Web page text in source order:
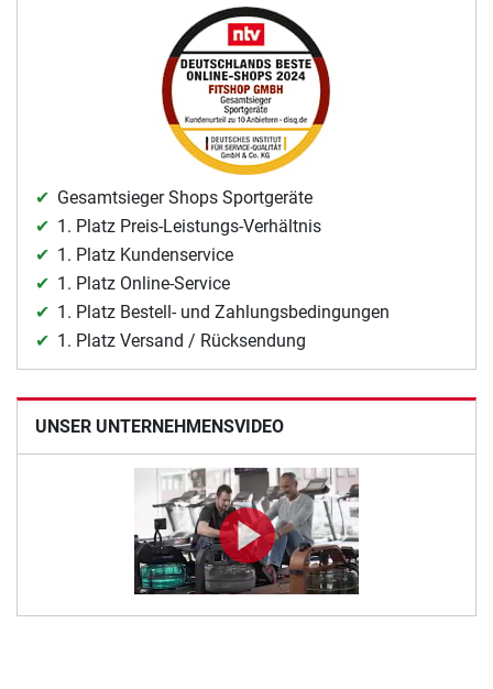
Gesamtsieger Shops Sportgeräte
1. Platz Preis-Leistungs-Verhältnis
1. Platz Kundenservice
1. Platz Online-Service
1. Platz Bestell- und Zahlungsbedingungen
1. Platz Versand / Rücksendung
UNSER UNTERNEHMENSVIDEO